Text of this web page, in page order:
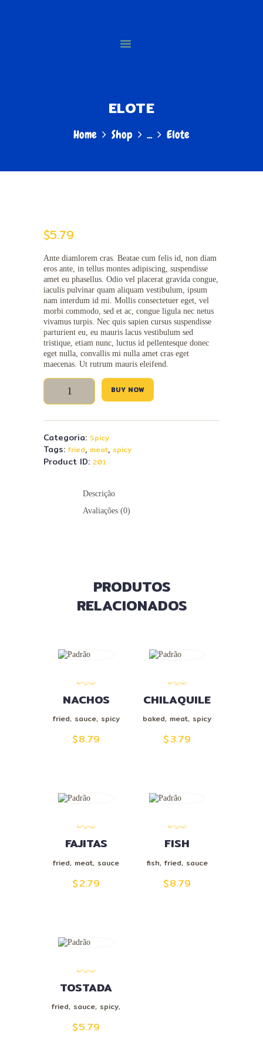
ELOTE
Home Shop ... Elote
BATATA RUPPER'S
PRODUTOS
CATÁLOGO
VIRTUAL
$5.79
Ante diamlorem cras. Beatae cum felis id, non diam
eros ante, in tellus montes adipiscing, suspendisse
amet eu phasellus. Odio vel placerat gravida congue,
iaculis pulvinar quam aliquam vestibulum, ipsum
nam interdum id mi. Mollis consectetuer eget, vel
morbi commodo, sed et ac, congue ligula nec netus
vivamus turpis. Nec quis sapien cursus suspendisse
parturient eu, eu mauris lacus vestibulum sed
tristique, etiam nunc, luctus id pellentesque donec
eget nulla, convallis mi nulla amet cras eget
maecenas. Ut rutrum mauris eleifend.
Elote
quantidade
BUY NOW
Categoria: Spicy
Tags: fried, meat, spicy
Product ID: 201
Descrição
Avaliações (0)
PRODUTOS
RELACIONADOS
NACHOS
fried, sauce, spicy
$8.79
CHILAQUILE
S
baked, meat, spicy
$3.79
FAJITAS
fried, meat, sauce
$2.79
FISH
BURRITO
fish, fried, sauce
$8.79
TOSTADA
fried, sauce, spicy,
$5.79